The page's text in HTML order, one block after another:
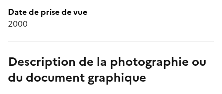
Date de prise de vue
2000
Description de la photographie ou
du document graphique